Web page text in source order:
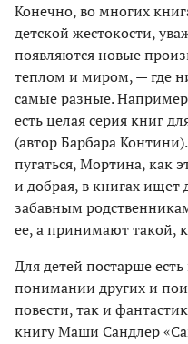
Конечно, во многих
детской жестокости,
появляются новые
теплом и миром, — где
самые разные.
есть целая серия книг
(автор Барбара
пугаться, Мортина, как
и добрая, в книгах ищет
забавным
ее, а принимают такой,
Для детей постарше
понимании других и
повести, так и
книгу Маши Сандлер